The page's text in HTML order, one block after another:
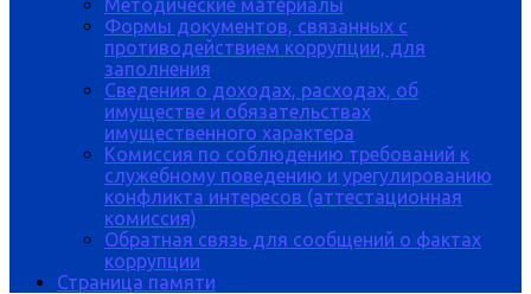
Методические материалы
Формы документов, связанных с
противодействием коррупции, для
заполнения
Сведения о доходах, расходах, об
имуществе и обязательствах
имущественного характера
Комиссия по соблюдению требований к
служебному поведению и урегулированию
конфликта интересов (аттестационная
комиссия)
Обратная связь для сообщений о фактах
коррупции
Страница памяти